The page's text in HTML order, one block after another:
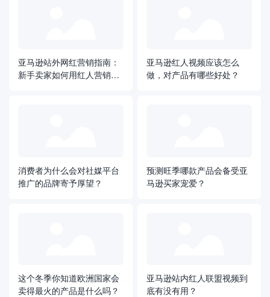
亚马逊站外网红营销指南：
新手卖家如何用红人营销打
亚马逊红人视频应该怎么
做，对产品有哪些好处？
消费者为什么会对社媒平台
推广的品牌寄予厚望？
预测旺季哪款产品会备受亚
马逊买家宠爱？
这个冬季你知道欧洲国家会
卖得最火的产品是什么吗？
亚马逊站内红人联盟视频到
底有没有用？